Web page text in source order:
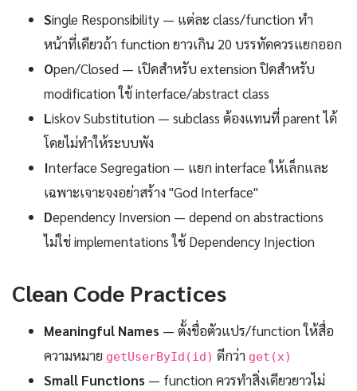
Single Responsibility — แต่ละ class/function ทำ
หน้าที่เดียวถ้า function ยาวเกิน 20 บรรทัดควรแยกออก
Open/Closed — เปิดสำหรับ extension ปิดสำหรับ
modification ใช้ interface/abstract class
Liskov Substitution — subclass ต้องแทนที่ parent ได้
โดยไม่ทำให้ระบบพัง
Interface Segregation — แยก interface ให้เล็กและ
เฉพาะเจาะจงอย่าสร้าง "God Interface"
Dependency Inversion — depend on abstractions
ไม่ใช่ implementations ใช้ Dependency Injection
Clean Code Practices
Meaningful Names — ตั้งชื่อตัวแปร/function ให้สื่อ
ความหมาย getUserById(id) ดีกว่า get(x)
Small Functions — function ควรทำสิ่งเดียวยาวไม่